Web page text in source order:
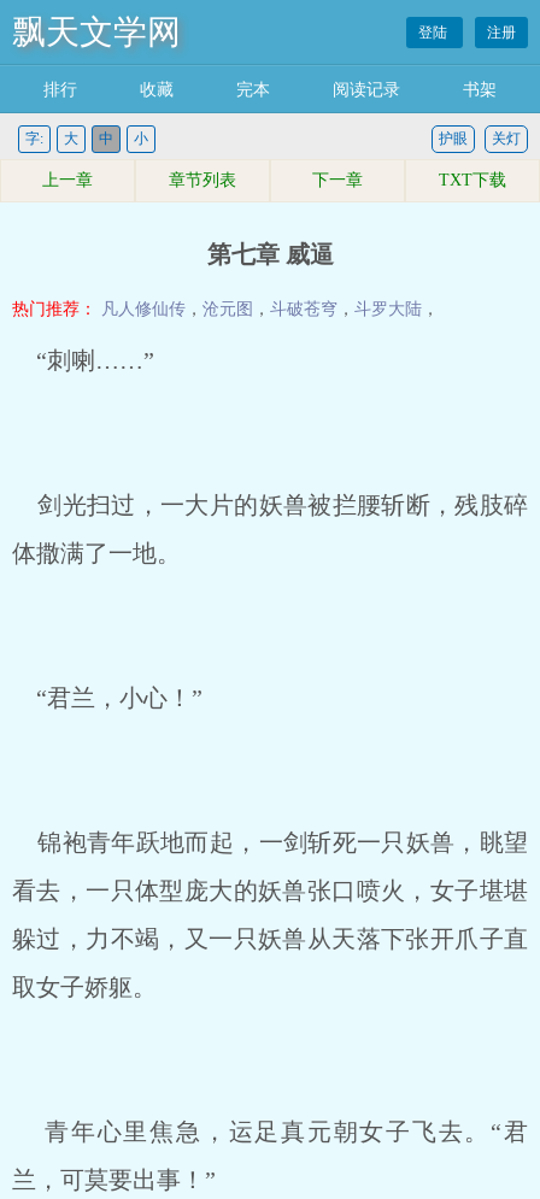
飘天文学网 登陆 注册
排行 收藏 完本 阅读记录 书架
字: 大 中 小 关灯
护眼
上一章 章节列表 下一章 TXT下载
第七章 威逼
热门推荐： 凡人修仙传 ， 沧元图 ， 斗破苍穹 ， 斗罗大陆 ，
“刺喇……”
剑光扫过，一大片的妖兽被拦腰斩断，残肢碎
体撒满了一地。
“君兰，小心！”
锦袍青年跃地而起，一剑斩死一只妖兽，眺望
看去，一只体型庞大的妖兽张口喷火，女子堪堪
躲过，力不竭，又一只妖兽从天落下张开爪子直
取女子娇躯。
青年心里焦急，运足真元朝女子飞去。“君
兰，可莫要出事！”